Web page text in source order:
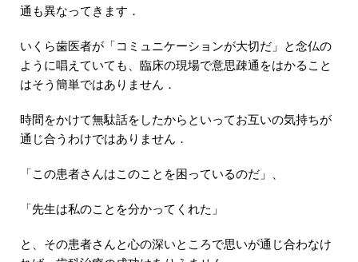
通も異なってきます．
いくら歯医者が「コミュニケーションが大切だ」と念仏の
ように唱えていても、臨床の現場で意思疎通をはかること
はそう簡単ではありません．
時間をかけて無駄話をしたからといってお互いの気持ちが
通じ合うわけではありません．
「この患者さんはこのことを困っているのだ」、
「先生は私のことを分かってくれた」
と、その患者さんと心の深いところで思いが通じ合わなけ